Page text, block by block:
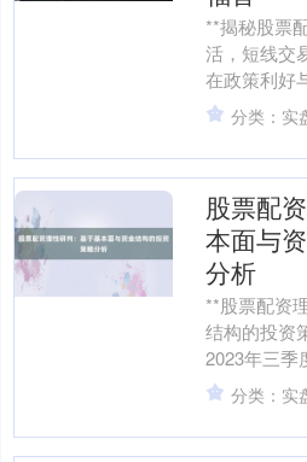
**揭秘股票
活，短线交
在政策利好
下，呈现出
半导体等成
分类：实
股票配
本面与
分析
**股票配资
结构的投资
2023年三季
苏、强转型"
月位....
分类：实